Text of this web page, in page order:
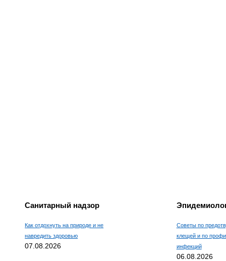
Санитарный надзор
Как отдохнуть на природе и не
навредить здоровью
07.08.2026
Советы по
клещей и по
инфекций
06.08.2026